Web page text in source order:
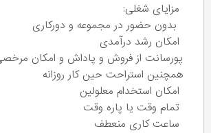
مزایای شغلی:
بدون حضور در مجموعه و دورکاری
امکان رشد درآمدی
همچنین استراحت حین کار روزانه
امکان استخدام معلولین
تمام وقت یا پاره وقت
ساعت کاری منعطف